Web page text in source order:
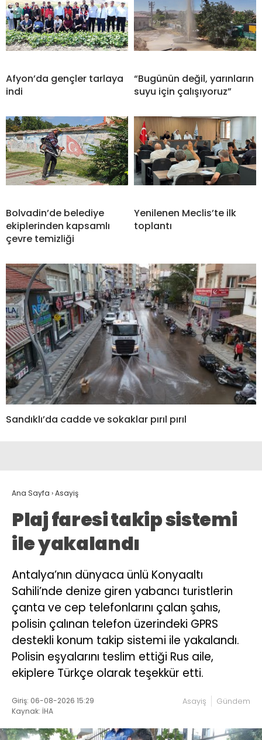
Afyon’da gençler tarlaya
indi
“Bugünün değil, yarınların
suyu için çalışıyoruz”
Bolvadin’de belediye
ekiplerinden kapsamlı
çevre temizliği
Yenilenen Meclis’te ilk
toplantı
Sandıklı’da cadde ve sokaklar pırıl pırıl
Ana Sayfa ›Asayiş
Plaj faresi takip sistemi
ile yakalandı
Antalya’nın dünyaca ünlü Konyaaltı
Sahili’nde denize giren yabancı turistlerin
çanta ve cep telefonlarını çalan şahıs,
polisin çalınan telefon üzerindeki GPRS
destekli konum takip sistemi ile yakalandı.
Polisin eşyalarını teslim ettiği Rus aile,
ekiplere Türkçe olarak teşekkür etti.
Giriş: 06-08-2026 15:29
Kaynak: İHA
Asayiş Gündem